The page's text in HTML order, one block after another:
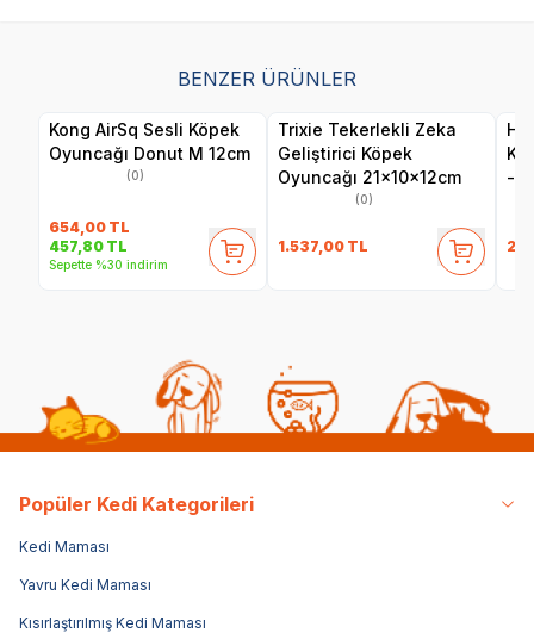
BENZER ÜRÜNLER
Kong AirSq Sesli Köpek
Oyuncağı Donut M 12cm
(0)
654,00 TL
457,80 TL
Sepette %30 indirim
Trixie Tekerlekli Zeka
Geliştirici Köpek
Oyuncağı 21x10x12cm
(0)
1.537,00 TL
-
Popüler Kedi Kategorileri
Kedi Maması
Yavru Kedi Maması
Kısırlaştırılmış Kedi Maması